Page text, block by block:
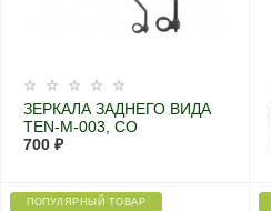
ЗЕРКАЛА ЗАДНЕГО ВИДА
TEN-M-003, СО
СВЕТОВОЗВРАЩАТЕЛЯМИ,
700 ₽
ПОПУЛЯРНЫЙ ТОВАР